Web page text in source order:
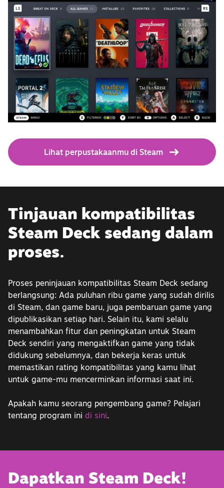
Lihat perpustakaanmu di Steam
Tinjauan kompatibilitas
Steam Deck sedang dalam
proses.
Proses peninjauan kompatibilitas Steam Deck sedang
berlangsung: Ada puluhan ribu game yang sudah dirilis
di Steam, dan game baru, juga pembaruan game yang
dipublikasikan setiap hari. Selain itu, kami selalu
menambahkan fitur dan peningkatan untuk Steam
Deck sendiri yang mengaktifkan game yang tidak
didukung sebelumnya, dan bekerja keras untuk
memastikan rating kompatibilitas yang kamu lihat
untuk game-mu mencerminkan informasi saat ini.
Apakah kamu seorang pengembang game? Pelajari
tentang program inidi sini.
Dapatkan Steam Deck!